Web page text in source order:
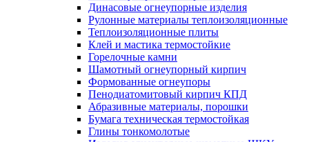
Динасовые огнеупорные изделия
Рулонные материалы теплоизоляционные
Тепло­изоляционные плиты
Клей и мастика термостойкие
Горелочные камни
Шамотный огнеупорный кирпич
Формованные огнеупоры
Пенодиатомитовый кирпич КПД
Абразивные материалы, порошки
Бумага техническая термостойкая
Глины тонкомолотые